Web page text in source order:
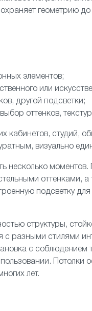
геометрию до
элементов;
или
другой подсветки;
оттенков,
кабинетов, студий,
визуально
несколько
оттенками, а
подсветку для
структуры,
с разными стилями
с соблюдением
Потолки
лет.